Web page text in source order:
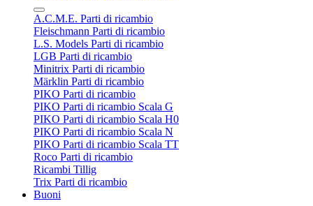
A.C.M.E. Parti di ricambio
Fleischmann Parti di ricambio
L.S. Models Parti di ricambio
LGB Parti di ricambio
Minitrix Parti di ricambio
Märklin Parti di ricambio
PIKO Parti di ricambio
PIKO Parti di ricambio Scala G
PIKO Parti di ricambio Scala H0
PIKO Parti di ricambio Scala N
PIKO Parti di ricambio Scala TT
Roco Parti di ricambio
Ricambi Tillig
Trix Parti di ricambio
Buoni